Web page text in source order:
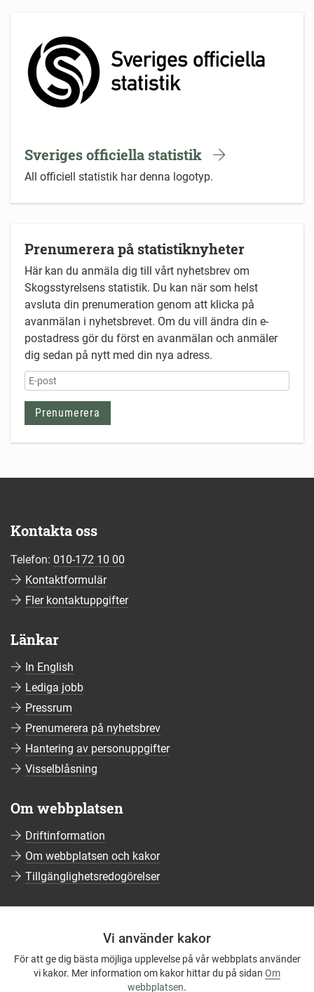
Vi använder kakor
För att ge dig bästa möjliga upplevelse på vår webbplats använder
vi kakor. Mer information om kakor hittar du på sidan Om
webbplatsen.
Sveriges officiella statistik
All officiell statistik har denna logotyp.
Prenumerera på statistiknyheter
Här kan du anmäla dig till vårt nyhetsbrev om
Skogsstyrelsens statistik. Du kan när som helst
avsluta din prenumeration genom att klicka på
avanmälan i nyhetsbrevet. Om du vill ändra din e-
postadress gör du först en avanmälan och anmäler
dig sedan på nytt med din nya adress.
Kontakta oss
Telefon: 010-172 10 00
Kontaktformulär
Fler kontaktuppgifter
Länkar
In English
Lediga jobb
Pressrum
Prenumerera på nyhetsbrev
Hantering av personuppgifter
Visselblåsning
Om webbplatsen
Driftinformation
Om webbplatsen och kakor
Tillgänglighetsredogörelser
Följ oss på Facebook
Följ oss på Instagram